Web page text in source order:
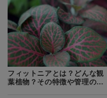
フィットニアとは？どんな観
葉植物？その特徴や管理のコ